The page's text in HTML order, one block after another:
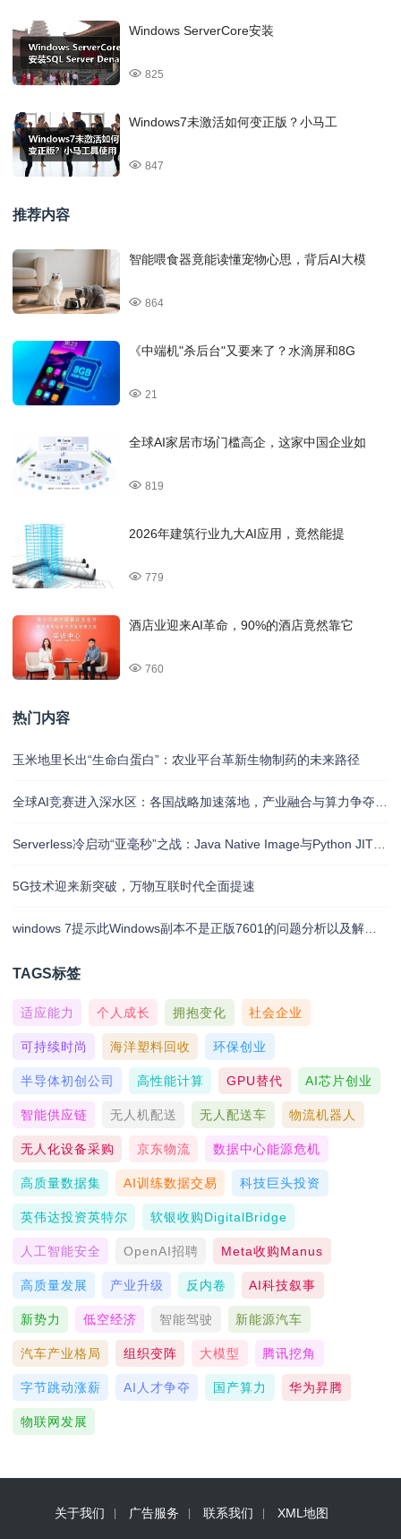
Windows ServerCore安装
825
Windows7未激活如何变正版？小马工
847
推荐内容
智能喂食器竟能读懂宠物心思，背后AI大模
864
《中端机"杀后台"又要来了？水滴屏和8G
21
全球AI家居市场门槛高企，这家中国企业如
819
2026年建筑行业九大AI应用，竟然能提
779
酒店业迎来AI革命，90%的酒店竟然靠它
760
热门内容
玉米地里长出“生命白蛋白”：农业平台革新生物制药的未来路径
5G技术迎来新突破，万物互联时代全面提速
TAGS标签
适应能力 个人成长 拥抱变化 社会企业
可持续时尚 海洋塑料回收 环保创业
半导体初创公司 高性能计算 GPU替代 AI芯片创业
智能供应链 无人机配送 无人配送车 物流机器人
无人化设备采购 京东物流 数据中心能源危机
高质量数据集 AI训练数据交易 科技巨头投资
英伟达投资英特尔 软银收购DigitalBridge
人工智能安全 OpenAI招聘 Meta收购Manus
高质量发展 产业升级 反内卷 AI科技叙事
新势力 低空经济 智能驾驶 新能源汽车
汽车产业格局 组织变阵 大模型 腾讯挖角
字节跳动涨薪 AI人才争夺 国产算力 华为昇腾
物联网发展
关于我们 广告服务 联系我们 XML地图